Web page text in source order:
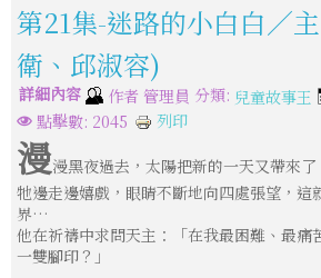
第21集-迷路的小白白／
衛、邱淑容)
詳細內容 作者 管理員 分類: 兒童故事王
點擊數: 2045
列印
漫漫黑夜過去，太陽把新的一天又帶來了
牠邊走邊嬉戲，眼睛不斷地向四處張望，這
界…
他在祈禱中求問天主：「在我最困難、最痛
一雙腳印？」